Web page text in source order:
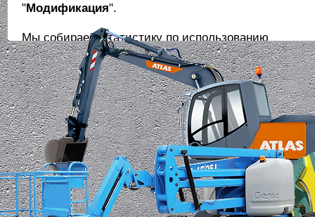
"Модификация".
Мы собираем статистику по использованию
различных видов и модификацийспецтехники и
доносим эту информацию до владельцев. Это
повлиять на покупкунашей компанией и
–партнёрами интересующей Вас техники, которой
нарынке, либо она имеется в городе в
еденицах.